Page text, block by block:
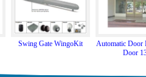
Swing Gate WingoKit
Automatic Door
Door